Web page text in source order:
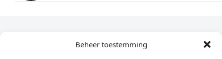
Beheer toestemming
Dagelijks het laatste nieuws in je e-mail?